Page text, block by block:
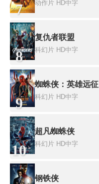
7 动作片 HD中字
8
复仇者联盟
科幻片 HD中字
9
蜘蛛侠：英雄远征
科幻片 HD中字
10
超凡蜘蛛侠
科幻片 HD中字
钢铁侠